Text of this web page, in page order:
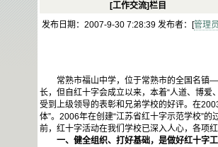
[工作交流]栏目
发布日期：2007-9-30 7:28:39 发布者：[管理员
常熟市福山中学，位于常熟市的全国名镇
长，但自红十字会成立以来，本着“人道、博
受到上级领导的表彰和兄弟学校的好评。在
体”。2006年在创建“江苏省红十字示范学校”
前，红十字活动在我们学校已深入人心，各项
一、健全组织、打好基础，是做好红十字工